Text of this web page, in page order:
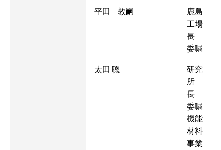
平田 敦嗣
鹿島
工場
長
委嘱
太田 聰
研究
所
長
委嘱
機能
材料
事業